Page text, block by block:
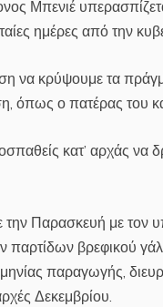
Μπενιέ
ημέρες από την
να κρύψουμε τα
όπως ο πατέρας του
κατ’ αρχάς να
την Παρασκευή με
βρεφικού
παραγωγής,
Δεκεμβρίου.